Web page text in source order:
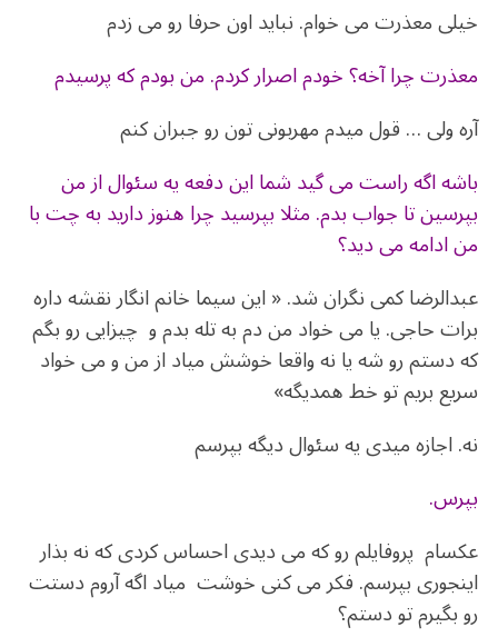
خیلی معذرت می خوام. نباید اون حرفا رو می زدم
معذرت چرا آخه؟ خودم اصرار کردم. من بودم که پرسیدم
آره ولی … قول میدم مهربونی تون رو جبران کنم
باشه اگه راست می گید شما این دفعه یه سئوال از من
بپرسین تا جواب بدم. مثلا بپرسید چرا هنوز دارید به چت با
من ادامه می دید؟
عبدالرضا کمی نگران شد. « این سیما خانم انگار نقشه داره
برات حاجی. یا می خواد من دم به تله بدم و چیزایی رو بگم
که دستم رو شه یا نه واقعا خوشش میاد از من و می خواد
سریع بریم تو خط همدیگه»
نه. اجازه میدی یه سئوال دیگه بپرسم
بپرس.
عکسام پروفایلم رو که می دیدی احساس کردی که نه بذار
اینجوری بپرسم. فکر می کنی خوشت میاد اگه آروم دستت
رو بگیرم تو دستم؟